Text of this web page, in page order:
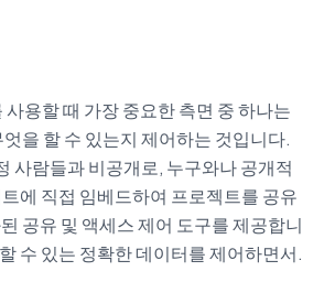
용할 때 가장 중요한 측면 중 하나는
을 할 수 있는지 제어하는 것입니다.
사람들과 비공개로, 누구와나 공개적
에 직접 임베드하여 프로젝트를 공유
공유 및 액세스 제어 도구를 제공합니
수 있는 정확한 데이터를 제어하면서.